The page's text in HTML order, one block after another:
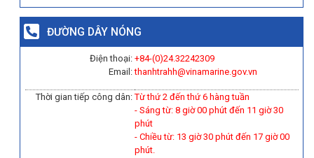
ĐƯỜNG DÂY NÓNG
Điện thoại:
Email:
+84-(0)24.32242309
thanhtrahh@vinamarine.gov.vn
Thời gian tiếp công dân:Từ thứ 2 đến thứ 6 hàng tuần
- Sáng từ: 8 giờ 00 phút đến 11 giờ 30
phút
- Chiều từ: 13 giờ 30 phút đến 17 giờ 00
phút.